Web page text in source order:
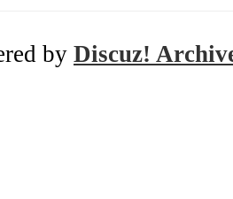
by Discuz!